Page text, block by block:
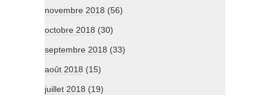
novembre 2018 (56)
octobre 2018 (30)
septembre 2018 (33)
août 2018 (15)
juillet 2018 (19)